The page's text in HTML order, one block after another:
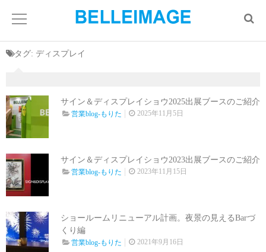
タグ: ディスプレイ
サイン＆ディスプレイショウ2025出展ブースのご紹介
営業blog-もりた 2025年11月5日
サイン＆ディスプレイショウ2023出展ブースのご紹介
営業blog-もりた 2023年11月15日
ショールームリニューアル計画。夜景の見えるBarづ
くり編
営業blog-もりた 2021年9月16日